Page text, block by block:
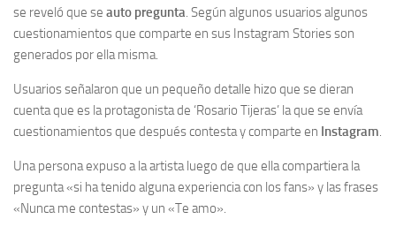
se reveló que se auto pregunta. Según algunos usuarios algunos
cuestionamientos que comparte en sus Instagram Stories son
generados por ella misma.
Usuarios señalaron que un pequeño detalle hizo que se dieran
cuenta que es la protagonista de ‘Rosario Tijeras’ la que se envía
cuestionamientos que después contesta y comparte en Instagram.
Una persona expuso a la artista luego de que ella compartiera la
pregunta «si ha tenido alguna experiencia con los fans» y las frases
«Nunca me contestas» y un «Te amo».